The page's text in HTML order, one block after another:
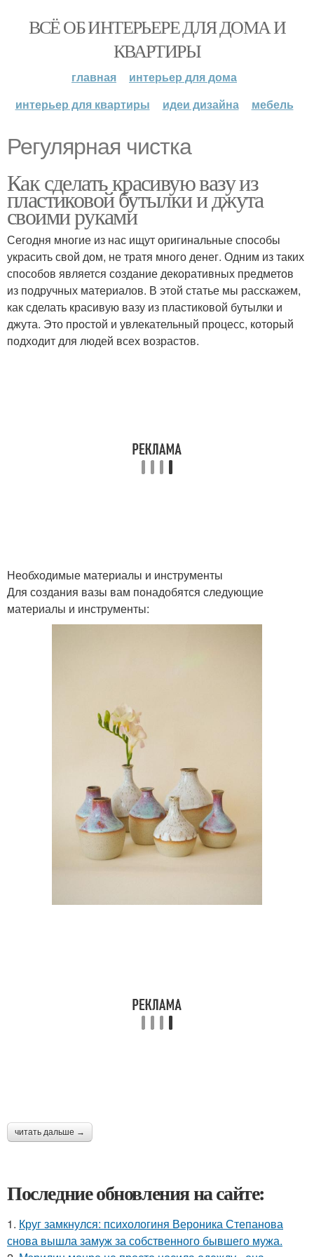
ВСЁ ОБ ИНТЕРЬЕРЕ ДЛЯ ДОМА И
КВАРТИРЫ
главная
интерьер для дома
интерьер для квартиры
идеи дизайна мебель
Регулярная чистка
Как сделать красивую вазу из
пластиковой бутылки и джута
своими руками
Сегодня многие из нас ищут оригинальные способы
украсить свой дом, не тратя много денег. Одним из таких
способов является создание декоративных предметов
из подручных материалов. В этой статье мы расскажем,
как сделать красивую вазу из пластиковой бутылки и
джута. Это простой и увлекательный процесс, который
подходит для людей всех возрастов.
Необходимые материалы и инструменты
Для создания вазы вам понадобятся следующие
материалы и инструменты:
читать дальше →
Последние обновления на сайте:
1. Круг замкнулся: психологиня Вероника Степанова
снова вышла замуж за собственного бывшего мужа.